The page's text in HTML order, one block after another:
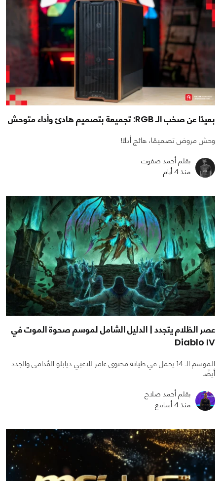
بعيدًا عن صخب الـ RGB: تجميعة بتصميم هادئ وأداء متوحش
وحش مروض تصميمًا، هائج أداءً!
بقلم أحمد صفوت
منذ 4 أيام
عصر الظلام يتجدد | الدليل الشامل لموسم صحوة الموت في
Diablo IV
الموسم الـ 14 يحمل في طياته محتوى غامر للاعبي ديابلو القُدامى والجدد
أيضًا
بقلم أحمد صلاح
منذ 4 أسابيع